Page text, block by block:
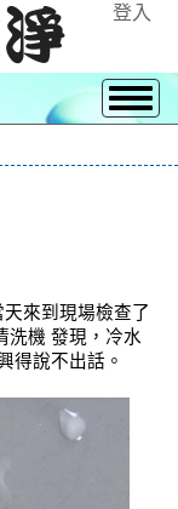
登入
來到現場檢查了
洗機 發現，冷水
得說不出話。